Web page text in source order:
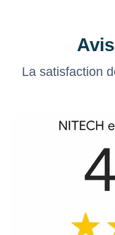
La satisfaction